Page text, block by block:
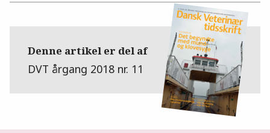
Denne artikel er del af
DVT årgang 2018 nr. 11